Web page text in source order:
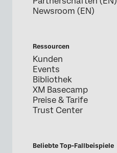
Newsroom (EN)
Ressourcen
Kunden
Events
Bibliothek
XM Basecamp
Preise & Tarife
Trust Center
Beliebte Top-Fallbeispiele